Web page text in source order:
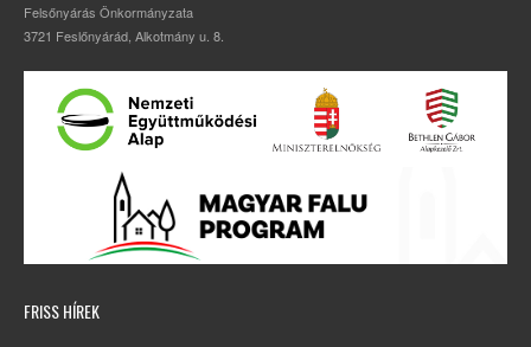
Felsőnyárás Önkormányzata
3721 Feslőnyárád, Alkotmány u. 8.
FRISS HÍREK